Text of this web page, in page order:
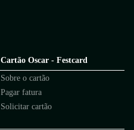
Cartão Oscar - Festcard
Sobre o cartão
Pagar fatura
Solicitar cartão